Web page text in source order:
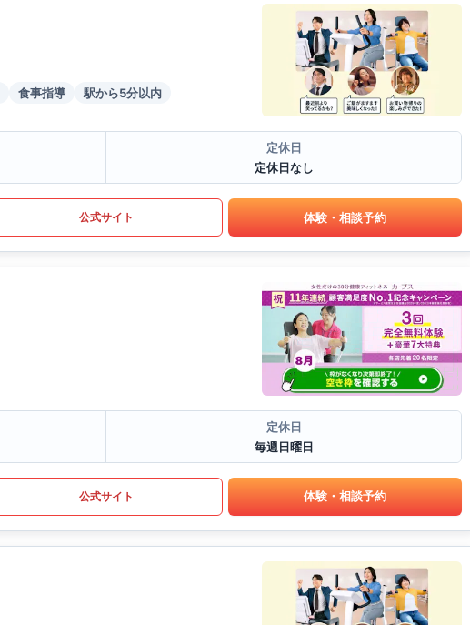
食事指導 駅から5分以内
定休日
定休日なし
公式サイト 体験・相談予約
定休日
毎週日曜日
公式サイト 体験・相談予約